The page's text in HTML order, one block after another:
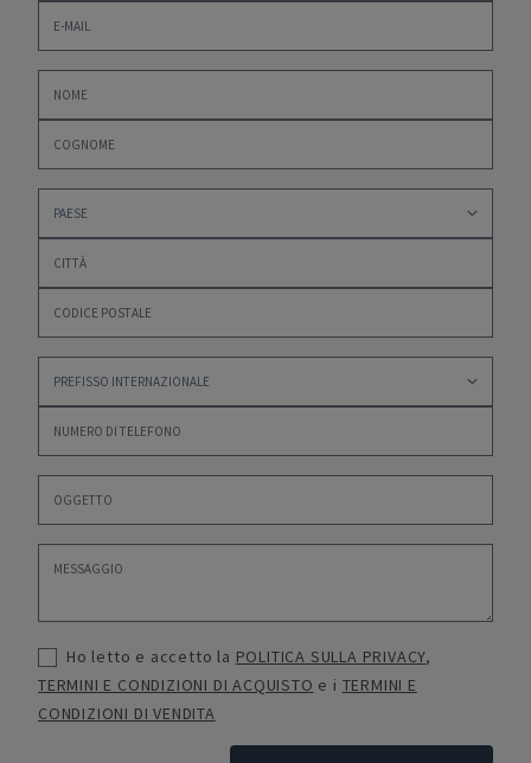
Ho letto e accetto la POLITICA SULLA PRIVACY,
TERMINI E CONDIZIONI DI ACQUISTO e i TERMINI E
CONDIZIONI DI VENDITA